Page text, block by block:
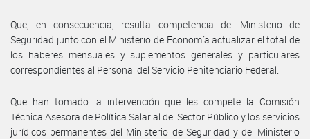
Que, en consecuencia, resulta competencia del Ministerio de
Seguridad junto con el Ministerio de Economía actualizar el total de
los haberes mensuales y suplementos generales y particulares
correspondientes al Personal del Servicio Penitenciario Federal.
Que han tomado la intervención que les compete la Comisión
Técnica Asesora de Política Salarial del Sector Público y los servicios
jurídicos permanentes del Ministerio de Seguridad y del Ministerio